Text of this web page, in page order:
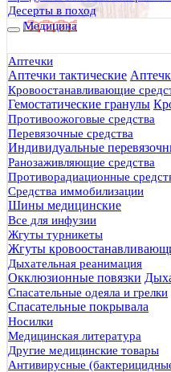
Десерты в поход
Медицина
Аптечки
Аптечки тактические
Кровоостанавливающие
Гемостатические гранулы
Противоожоговые средства
Перевязочные средства
Индивидуальные
Ранозаживляющие средства
Противорадиационные
Средства иммобилизации
Шины медицинские
Все для инфузии
Жгуты турникеты
Жгуты
Дыхательная реанимация
Окклюзионные повязки
Спасательные одеяла и грелки
Спасательные покрывала
Носилки
Медицинская литература
Другие медицинские товары
Антивирусные